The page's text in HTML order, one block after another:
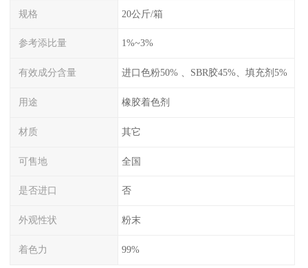
规格 20公斤/箱
参考添比量 1%~3%
有效成分含量 进口色粉50% 、SBR胶45%、填充剂5%
用途 橡胶着色剂
材质 其它
可售地 全国
是否进口 否
外观性状 粉末
着色力 99%